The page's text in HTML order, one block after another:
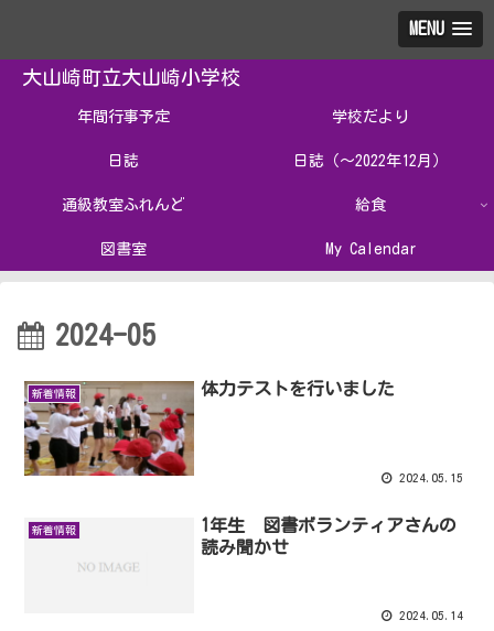
MENU
大山崎町立大山崎小学校
年間行事予定 学校だより
日誌 日誌（～2022年12月）
通級教室ふれんど 給食
図書室 My Calendar
2024-05
新着情報 体力テストを行いました
2024.05.15
新着情報
1年生 図書ボランティアさんの
読み聞かせ
2024.05.14